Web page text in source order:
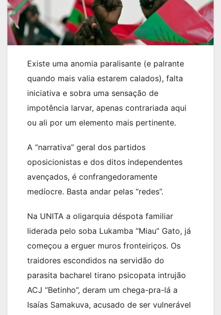
Existe uma anomia paralisante (e palrante
quando mais valia estarem calados), falta
iniciativa e sobra uma sensação de
impotência larvar, apenas contrariada aqui
ou ali por um elemento mais pertinente.
A “narrativa” geral dos partidos
oposicionistas e dos ditos independentes
avençados, é confrangedoramente
medíocre. Basta andar pelas “redes”.
Na UNITA a oligarquia déspota familiar
liderada pelo soba Lukamba “Miau” Gato, já
começou a erguer muros fronteiriços. Os
traidores escondidos na servidão do
parasita bacharel tirano psicopata intrujão
ACJ “Betinho”, deram um chega-pra-lá a
Isaías Samakuva, acusado de ser vulnerável